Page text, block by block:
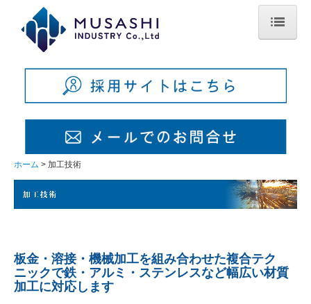
ホーム
生産管理・品質方針
製品案内
採用情報
ホーム 加工技術
板金・溶接・機械加工を組み合わせた複合テク
ニックで鉄・アルミ・ステンレスなど幅広い材質
加工に対応します